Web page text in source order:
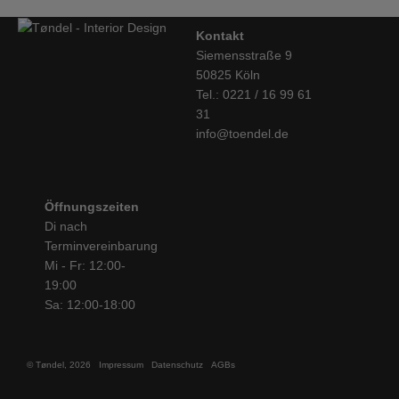
Kontakt
Siemensstraße 9
50825 Köln
Tel.: 0221 / 16 99 61
31
info@toendel.de
Öffnungszeiten
Di nach
Terminvereinbarung
Mi - Fr: 12:00-
19:00
Sa: 12:00-18:00
© Tøndel, 2026 Impressum Datenschutz AGBs